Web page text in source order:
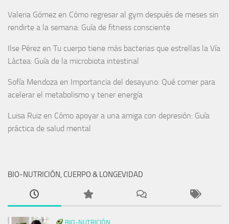
Valeria Gómez en Cómo regresar al gym después de meses sin
rendirte a la semana: Guía de fitness consciente
Ilse Pérez en Tu cuerpo tiene más bacterias que estrellas la Vía
Láctea: Guía de la microbiota intestinal
Sofía Mendoza en Importancia del desayuno: Qué comer para
acelerar el metabolismo y tener energía
Luisa Ruiz en Cómo apoyar a una amiga con depresión: Guía
práctica de salud mental
BIO-NUTRICIÓN, CUERPO & LONGEVIDAD
BIO-NUTRICIÓN